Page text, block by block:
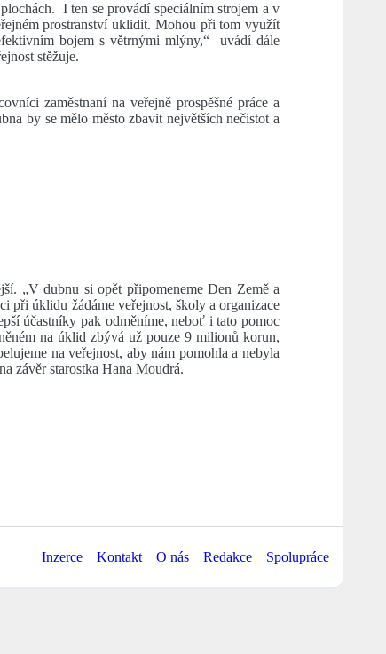
I ten se provádí speciálním strojem a v
prostranství uklidit. Mohou při tom využít
bojem s větrnými mlýny,“ uvádí dále
stěžuje.
zaměstnaní na veřejně prospěšné práce a
by se mělo město zbavit největších nečistot a
„V dubnu si opět připomeneme Den Země a
žádáme veřejnost, školy a organizace
účastníky pak odměníme, neboť i tato pomoc
na úklid zbývá už pouze 9 milionů korun,
na veřejnost, aby nám pomohla a nebyla
závěr starostka Hana Moudrá.
Inzerce Kontakt O nás Redakce Spolupráce